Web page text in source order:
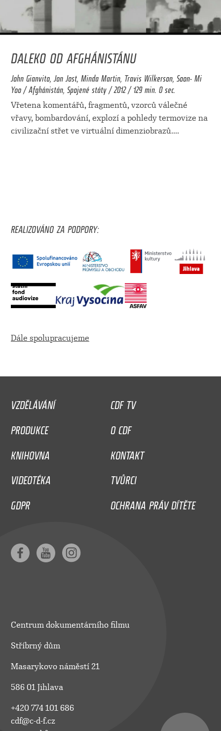
DALEKO OD AFGHÁNISTÁNU
John Gianvito, Jon Jost, Minda Martin, Travis Wilkerson, Soon- Mi
Yoo / Afghánistán, Spojené státy / 2012 / 129 min. 0 sec.
Vřetena komentářů, fragmentů, vzorců válečné
vřavy, bombardování, explozí a pohledy termovize na
civilizační střet ve virtuální dimenziobrazů....
REALIZOVÁNO ZA PODPORY:
Dále spolupracujeme
VZDĚLÁVÁNÍ
CDF TV
PRODUKCE
O CDF
KNIHOVNA
KONTAKT
VIDEOTÉKA
TVŮRCI
GDPR
OCHRANA PRÁV DÍTĚTE
Centrum dokumentárního filmu
Stříbrný dům
Masarykovo náměstí 21
586 01 Jihlava
+420 774 101 686
cdf@c-d-f.cz